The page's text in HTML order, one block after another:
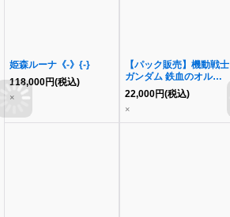
姫森ルーナ《-》{-}
118,000円(税込)
×
【パック販売】機動戦士
ガンダム 鉄血のオルフ
ェンズ ティーチングア
プリキャンペーン プレ
イマット
22,000円(税込)
×